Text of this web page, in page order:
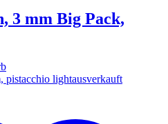
3 mm Big Pack,
ausverkauft